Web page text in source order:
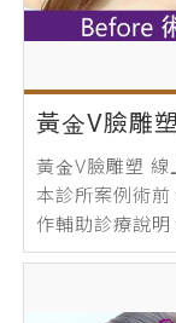
黃金V臉雕
黃金V臉雕塑
本診所案例術前
作輔助診療說